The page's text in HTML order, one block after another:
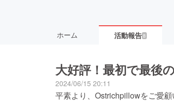
ホーム 活動報告8
大好評！最初で最後
2024/06/15 20:11
平素より、Ostrichpillowをご愛